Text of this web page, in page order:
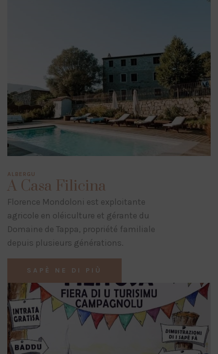
ALBERGU
A Casa Filicina
Florence Mondoloni est exploitante
agricole en oléiculture et gérante du
Domaine de Tappa, propriété familiale
depuis plusieurs générations.
SAPÈ NE DI PIÙ